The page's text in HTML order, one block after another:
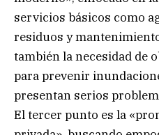
servicios básicos como
residuos y
también la necesidad de
para prevenir
presentan serios
El tercer punto es la